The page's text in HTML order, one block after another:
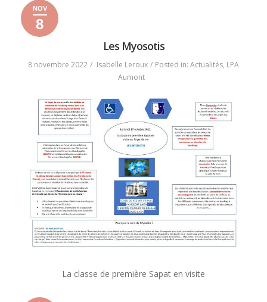
8
novembre
8
novembre
NOV
82022
Les Myosotis
8 novembre 2022 Isabelle Leroux Posted in: Actualités, LPA
Aumont
La classe de première Sapat en visite